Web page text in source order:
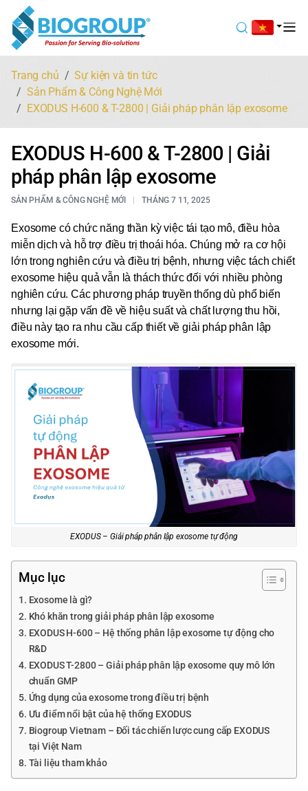
Trang chủ
Sự kiện và tin tức
Sản Phẩm & Công Nghệ Mới
EXODUS H-600 & T-2800 | Giải pháp phân lập exosome
EXODUS H-600 & T-2800 | Giải
pháp phân lập exosome
SẢN PHẨM & CÔNG NGHỆ MỚI THÁNG 7 11, 2025
Exosome có chức năng thần kỳ việc tái tạo mô, điều hòa
miễn dịch và hỗ trợ điều trị thoái hóa. Chúng mở ra cơ hội
lớn trong nghiên cứu và điều trị bệnh, nhưng việc tách chiết
exosome hiệu quả vẫn là thách thức đối với nhiều phòng
nghiên cứu. Các phương pháp truyền thống dù phổ biến
nhưng lại gặp vấn đề về hiệu suất và chất lượng thu hồi,
điều này tạo ra nhu cầu cấp thiết về giải pháp phân lập
exosome mới.
EXODUS – Giải pháp phân lập exosome tự động
Mục lục
Exosome là gì?
Khó khăn trong giải pháp phân lập exosome
EXODUS H-600 – Hệ thống phân lập exosome tự động cho
R&D
EXODUS T-2800 – Giải pháp phân lập exosome quy mô lớn
chuẩn GMP
Ứng dụng của exosome trong điều trị bệnh
Ưu điểm nổi bật của hệ thống EXODUS
Biogroup Vietnam – Đối tác chiến lược cung cấp EXODUS
tại Việt Nam
Tài liệu tham khảo